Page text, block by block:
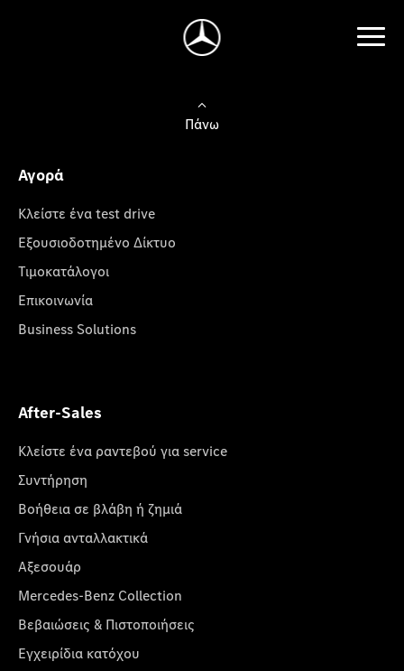
Πάνω
Αγορά
Κλείστε ένα test drive
Εξουσιοδοτημένο Δίκτυο
Τιμοκατάλογοι
Επικοινωνία
Business Solutions
After-Sales
Κλείστε ένα ραντεβού για service
Συντήρηση
Βοήθεια σε βλάβη ή ζημιά
Γνήσια ανταλλακτικά
Αξεσουάρ
Mercedes-Benz Collection
Βεβαιώσεις & Πιστοποιήσεις
Εγχειρίδια κατόχου